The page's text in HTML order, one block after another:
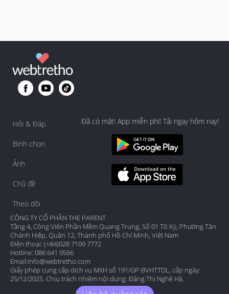
Hỏi & Đáp
Bình chọn
Ảnh
Chủ đề
Theo dõi
Đã có mặt! App miễn phí! Tải ngay hôm nay!
CÔNG TY CỔ PHẦN THE PARENT
Tầng 4, Công Viên Phần Mềm Quang Trung, Số 01 Tô Ký, Phường Tân
Chánh Hiệp, Quận 12, Thành phố Hồ Chí Minh, Việt Nam
Điện thoại: (+84)028 7109 7772
Hotline: 086 641 0566
Email:info@webtretho.com
Giấy phép cung cấp dịch vụ MXH số 191/GP-BVHTTDL, cấp ngày:
25/12/2025. Chịu trách nhiệm nội dung: Đặng Thị Nghệ Hà.